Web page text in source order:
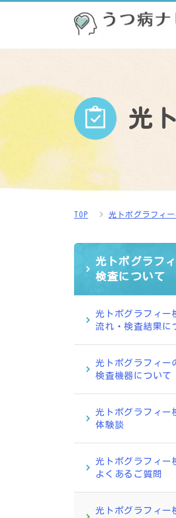
光
TOP 光トポグラフィ
光トポグラフ
検査について
光トポグラフィー
流れ・検査結果に
光トポグラフィー
検査機器について
光トポグラフィー
体験談
光トポグラフィー
よくあるご質問
光トポグラフィー